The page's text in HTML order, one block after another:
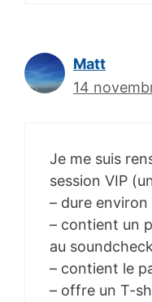
Matt
14
Je me suis
session VIP
– dure environ
– contient un
au soundcheck
– contient le
– offre un T-